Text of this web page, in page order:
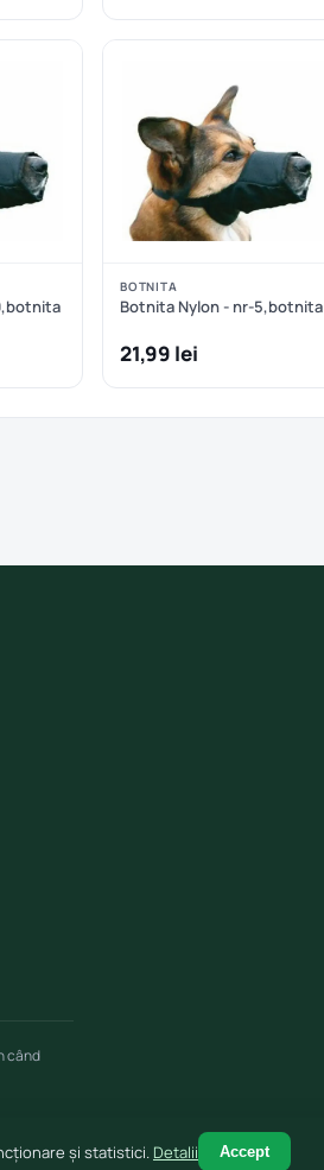
BOTNITA
Botnita Nylon - nr-5,botnita
21,99 lei
când
și statistici. Detalii Accept